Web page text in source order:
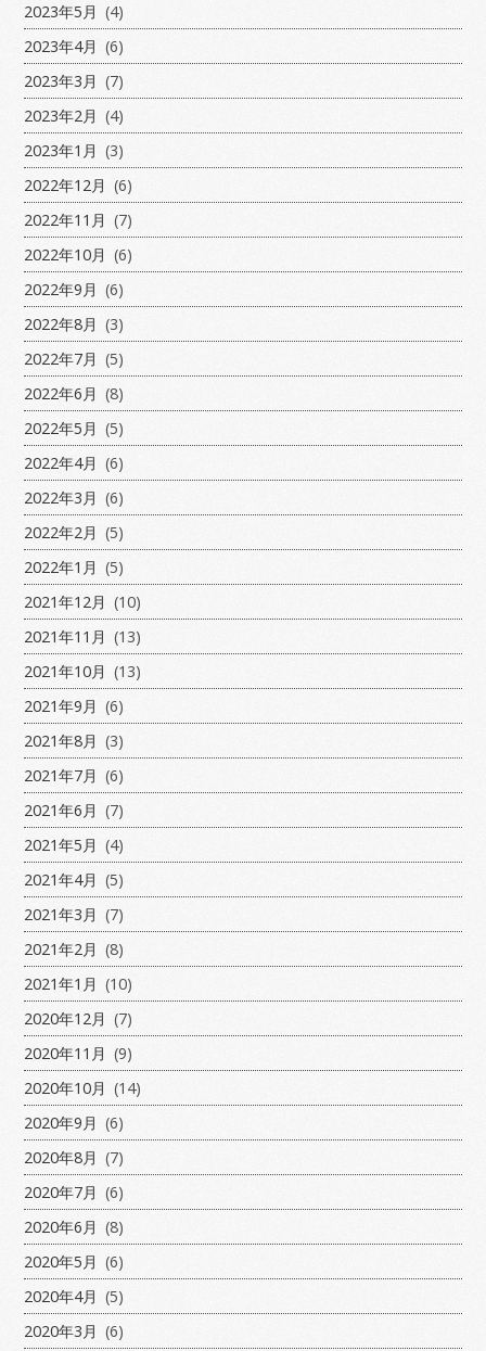
2023年5月 (4)
2023年4月 (6)
2023年3月 (7)
2023年2月 (4)
2023年1月 (3)
2022年12月 (6)
2022年11月 (7)
2022年10月 (6)
2022年9月 (6)
2022年8月 (3)
2022年7月 (5)
2022年6月 (8)
2022年5月 (5)
2022年4月 (6)
2022年3月 (6)
2022年2月 (5)
2022年1月 (5)
2021年12月 (10)
2021年11月 (13)
2021年10月 (13)
2021年9月 (6)
2021年8月 (3)
2021年7月 (6)
2021年6月 (7)
2021年5月 (4)
2021年4月 (5)
2021年3月 (7)
2021年2月 (8)
2021年1月 (10)
2020年12月 (7)
2020年11月 (9)
2020年10月 (14)
2020年9月 (6)
2020年8月 (7)
2020年7月 (6)
2020年6月 (8)
2020年5月 (6)
2020年4月 (5)
2020年3月 (6)